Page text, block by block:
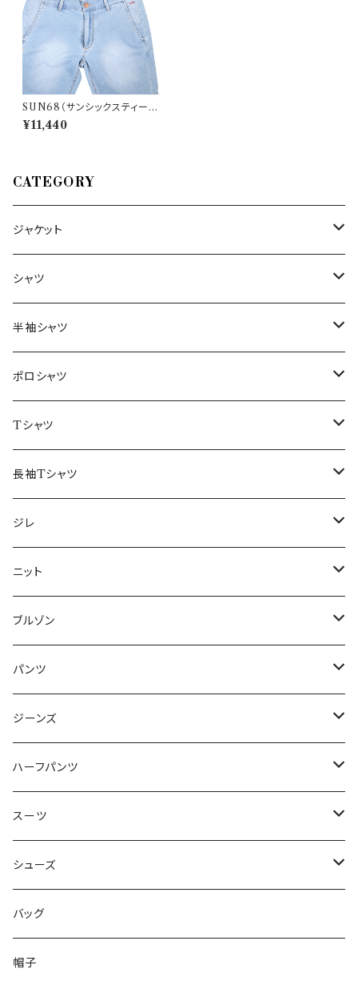
SUN68（サンシックスティーエ
イト） ハーフパンツ B18110 20
421
¥11,440
CATEGORY
ジャケット
～44/S
46/M
48/L
50/XL～
シャツ
～44/S
46/M
48/L
50/XL～
半袖シャツ
～44/S
46/M
48/L
50/XL～
ポロシャツ
～44/S
46/M
48/L
50/XL～
Tシャツ
～44/S
46/M
48/L
50/XL～
長袖Tシャツ
～44/S
46/M
48/L
50/XL～
ジレ
～44/S
46/M
48/L
50/XL～
ニット
～44/S
46/M
48/L
50/XL～
ブルゾン
～44/S
46/M
48/L
50/XL～
パンツ
～44/S
46/M
48/L
50/XL～
ジーンズ
～44/S
46/M
48/L
50/XL～
ハーフパンツ
～44/S
46/M
48/L
50/XL～
スーツ
～44/S
46/M
48/L
シューズ
～25.5cm
26cm～
バッグ
帽子